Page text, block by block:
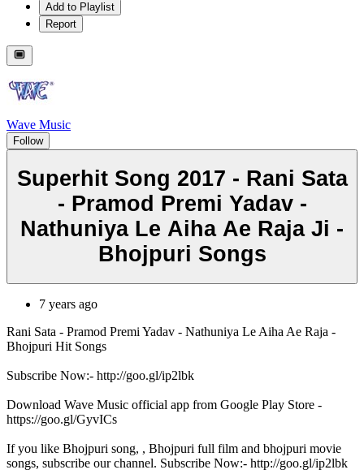
Add to Playlist
Report
Wave Music
Follow
Superhit Song 2017 - Rani Sata
- Pramod Premi Yadav -
Nathuniya Le Aiha Ae Raja Ji -
Bhojpuri Songs
7 years ago
Rani Sata - Pramod Premi Yadav - Nathuniya Le Aiha Ae Raja -
Bhojpuri Hit Songs
Subscribe Now:- http://goo.gl/ip2lbk
Download Wave Music official app from Google Play Store -
https://goo.gl/GyvICs
If you like Bhojpuri song, , Bhojpuri full film and bhojpuri movie
songs, subscribe our channel. Subscribe Now:- http://goo.gl/ip2lbk